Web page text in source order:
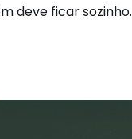
deve ficar sozinho.